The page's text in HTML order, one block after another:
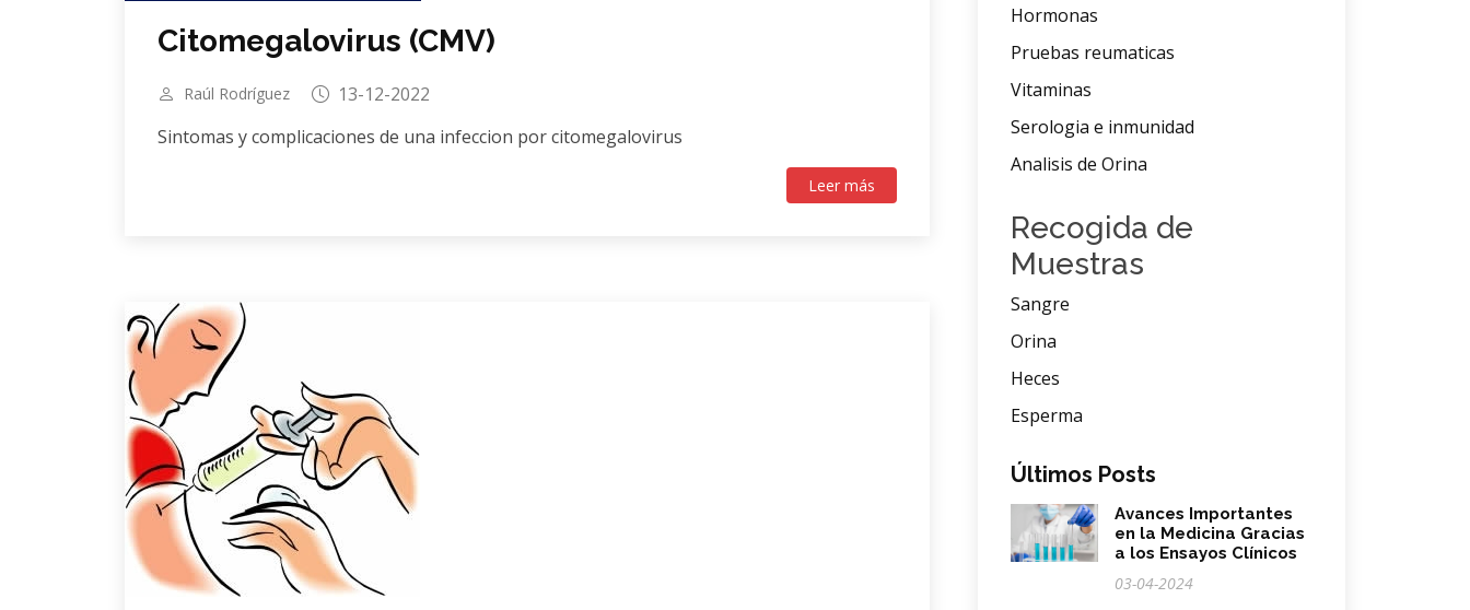
Citomegalovirus (CMV)
Raúl Rodríguez
13-12-2022
Sintomas y complicaciones de una infeccion por citomegalovirus
Leer más
Hormonas
Pruebas reumaticas
Vitaminas
Serologia e inmunidad
Analisis de Orina
Recogida de
Muestras
Sangre
Orina
Heces
Esperma
Últimos Posts
Avances Importantes
en la Medicina Gracias
a los Ensayos Clínicos
03-04-2024